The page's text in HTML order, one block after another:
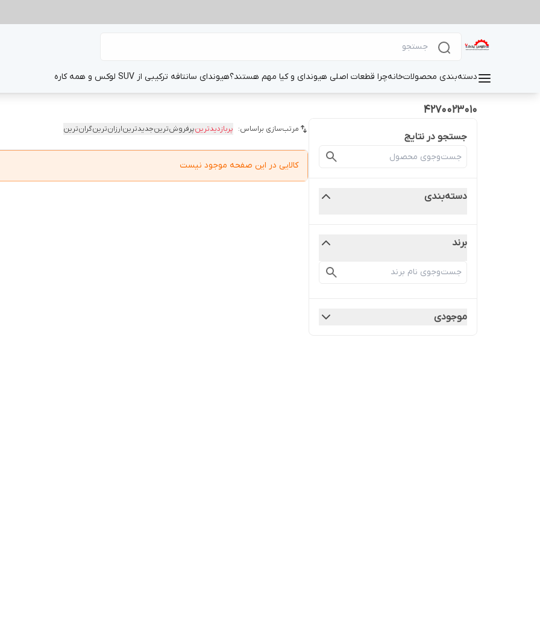
دسته‌بندی محصولاتخانهچرا قطعات اصلی هیوندای و کیا مهم هستند؟هیوندای سانتافه ترکیبی از SUV لوکس و همه کاره
4270023010
جستجو در نتایج
دسته‌بندی
برند
موجودی
مرتب‌سازی براساس: پربازدیدترینپرفروش‌ترینجدیدترینارزان‌ترینگران‌ترین
کالایی در این صفحه موجود نیست